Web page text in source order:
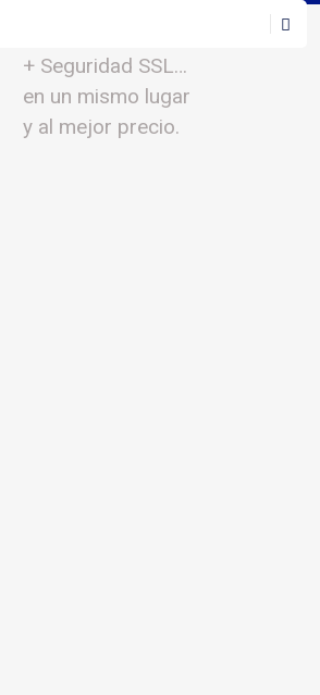
+ Seguridad SSL…
en un mismo lugar
y al mejor precio.